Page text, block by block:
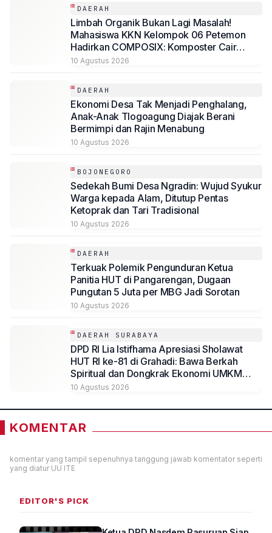
DAERAH
Limbah Organik Bukan Lagi Masalah!
Mahasiswa KKN Kelompok 06 Petemon
Hadirkan COMPOSIX: Komposter Cair
Berbasis Drum dengan Sistem Biofilter
Surabaya
10 Agustus 2026
DAERAH
Ekonomi Desa Tak Menjadi Penghalang,
Anak-Anak Tlogoagung Diajak Berani
Bermimpi dan Rajin Menabung
10 Agustus 2026
BOJONEGORO
Sedekah Bumi Desa Ngradin: Wujud Syukur
Warga kepada Alam, Ditutup Pentas
Ketoprak dan Tari Tradisional
10 Agustus 2026
DAERAH
Terkuak Polemik Pengunduran Ketua
Panitia HUT di Pangarengan, Dugaan
Pungutan 5 Juta per MBG Jadi Sorotan
10 Agustus 2026
DAERAH SURABAYA
DPD RI Lia Istifhama Apresiasi Sholawat
HUT RI ke-81 di Grahadi: Bawa Berkah
Spiritual dan Dongkrak Ekonomi UMKM
Jatim
10 Agustus 2026
KOMENTAR
komentar yang tampil sepenuhnya tanggung jawab komentator seperti
yang diatur UU ITE
EDITOR'S PICK